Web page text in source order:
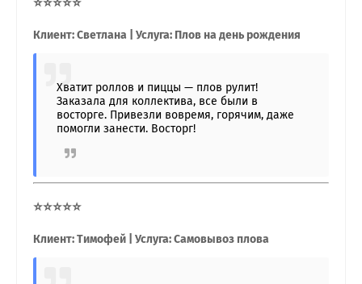
Клиент: Светлана | Услуга: Плов на день рождения
Хватит роллов и пиццы — плов рулит!
Заказала для коллектива, все были в
восторге. Привезли вовремя, горячим, даже
помогли занести. Восторг!
⭐⭐⭐⭐⭐
Клиент: Тимофей | Услуга: Самовывоз плова